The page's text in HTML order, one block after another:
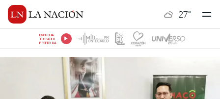
27°
ESCUCHÁ
TU RADIO
PREFERIDA